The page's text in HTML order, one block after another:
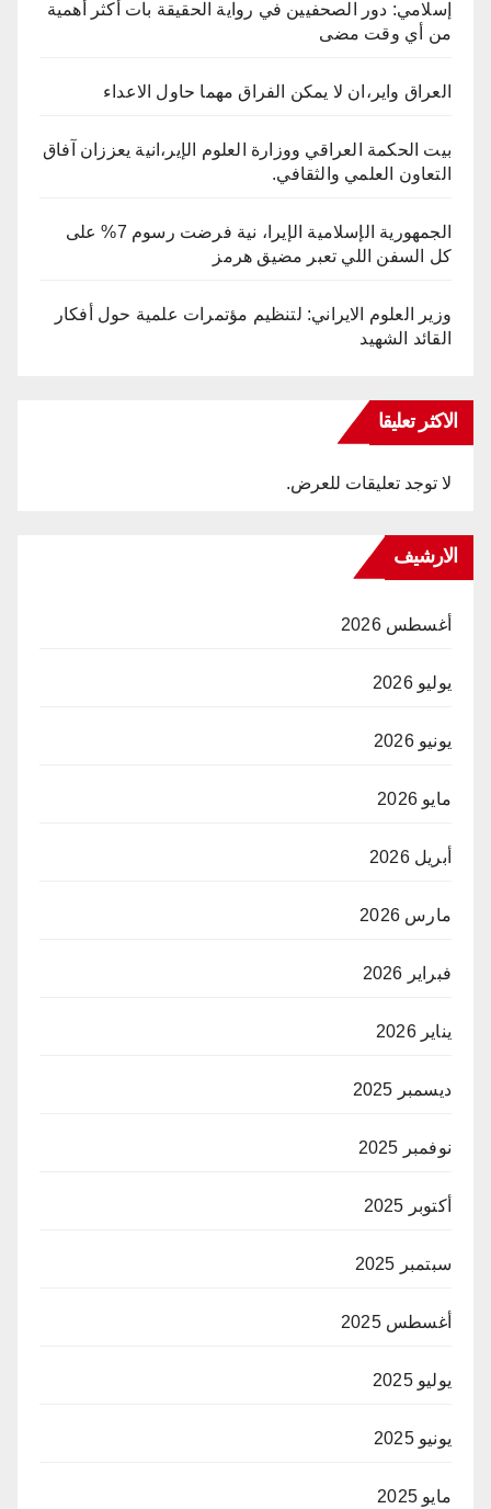
إسلامي: دور الصحفيين في رواية الحقيقة بات أكثر أهمية
من أي وقت مضى
العراق واير،ان لا يمكن الفراق مهما حاول الاعداء
بيت الحكمة العراقي ووزارة العلوم الإير،انية يعززان آفاق
التعاون العلمي والثقافي.
الجمهورية الإسلامية الإيرا، نية فرضت رسوم 7% على
كل السفن اللي تعبر مضيق هرمز
وزير العلوم الايراني: لتنظيم مؤتمرات علمية حول أفكار
القائد الشهيد
الاكثر تعليقا
لا توجد تعليقات للعرض.
الارشيف
أغسطس 2026
يوليو 2026
يونيو 2026
مايو 2026
أبريل 2026
مارس 2026
فبراير 2026
يناير 2026
ديسمبر 2025
نوفمبر 2025
أكتوبر 2025
سبتمبر 2025
أغسطس 2025
يوليو 2025
يونيو 2025
مايو 2025